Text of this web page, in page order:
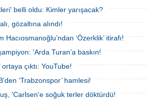
belli oldu: Kimler yarışacak?
gözaltına alındı!
‘Özerklik’ itirafı!
'Arda Turan’a baskın!
çıktı: YouTube!
‘Trabzonspor’ hamlesi!
'Carlsen'e soğuk terler döktürdü!